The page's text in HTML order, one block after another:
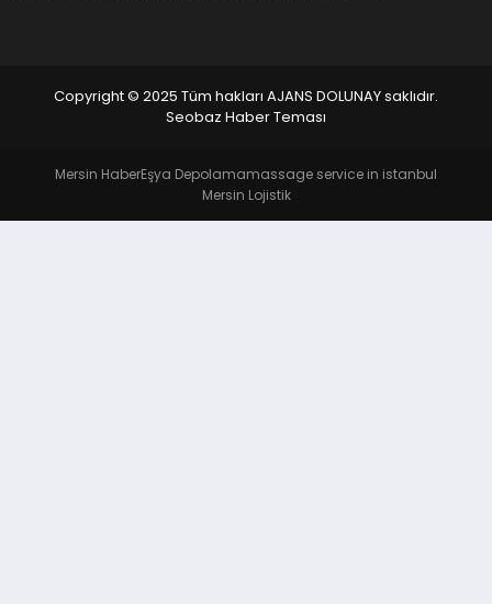
Copyright © 2025 Tüm hakları AJANS DOLUNAY saklıdır.
Seobaz Haber Teması
Mersin HaberEşya Depolamamassage service in istanbul
Mersin Lojistik